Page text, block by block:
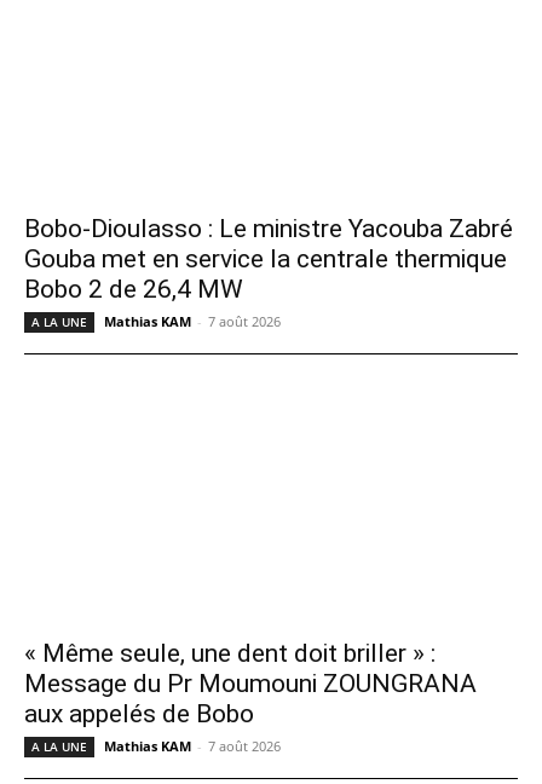
Bobo-Dioulasso : Le ministre Yacouba Zabré
Gouba met en service la centrale thermique
Bobo 2 de 26,4 MW
A LA UNE Mathias KAM - 7 août 2026
« Même seule, une dent doit briller » :
Message du Pr Moumouni ZOUNGRANA
aux appelés de Bobo
A LA UNE Mathias KAM - 7 août 2026